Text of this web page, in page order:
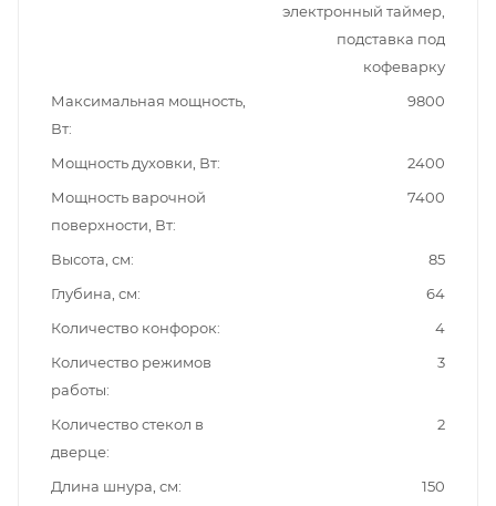
электронный таймер,
подставка под
кофеварку
Максимальная мощность,
Вт
9800
Мощность духовки, Вт
2400
Мощность варочной
поверхности, Вт
7400
Высота, см
85
Глубина, см
64
Количество конфорок
4
Количество режимов
работы
3
Количество стекол в
дверце
2
Длина шнура, см
150